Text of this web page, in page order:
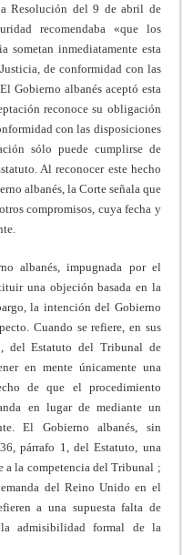
Resolución del 9 de abril de
recomendaba «que los
inmediatamente esta
de conformidad con las
Gobierno albanés aceptó esta
reconoce su obligación
con las disposiciones
sólo puede cumplirse de
Al reconocer este hecho
albanés, la Corte señala que
compromisos, cuya fecha y
albanés, impugnada por el
una objeción basada en la
la intención del Gobierno
Cuando se refiere, en sus
del Estatuto del Tribunal de
en mente únicamente una
de que el procedimiento
en lugar de mediante un
El Gobierno albanés, sin
párrafo 1, del Estatuto, una
a la competencia del Tribunal ;
del Reino Unido en el
a una supuesta falta de
admisibilidad formal de la